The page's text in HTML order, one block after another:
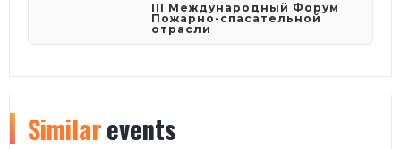
III Международный Форум
Пожарно-спасательной
отрасли
Similarevents